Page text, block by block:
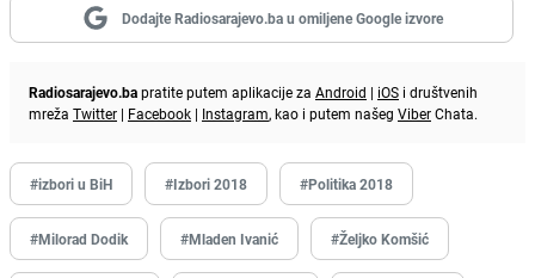
Dodajte Radiosarajevo.ba u omiljene Google izvore
Radiosarajevo.bapratite putem aplikacije za Android | iOS i društvenih
mreža Twitter | Facebook | Instagram, kao i putem našeg ViberChata.
#izbori u BiH #Izbori 2018 #Politika 2018
#Milorad Dodik #Mladen Ivanić #Željko Komšić